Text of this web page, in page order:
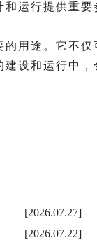
运行提供重要
途。它不仅
设和运行中
[2026.07.27]
[2026.07.22]